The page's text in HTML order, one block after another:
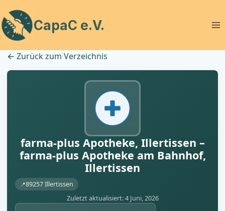
Inhalt
springen
CapaC e.V.
← Zurück zum Verzeichnis
farma-plus Apotheke, Illertissen –
farma-plus Apotheke am Bahnhof,
Illertissen
89257 Illertissen
Zuletzt aktualisiert: 4 Juni, 2026